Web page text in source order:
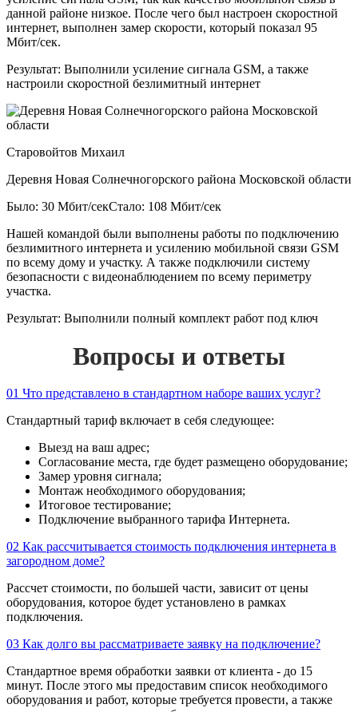
данной районе низкое. После чего был настроен скоростной
интернет, выполнен замер скорости, который показал 95
Мбит/сек.
Результат: Выполнили усиление сигнала GSM, а также
настроили скоростной безлимитный интернет
Старовойтов Михаил
Деревня Новая Солнечногорского района Московской области
Было: 30 Мбит/секСтало: 108 Мбит/сек
Нашей командой были выполнены работы по подключению
безлимитного интернета и усилению мобильной связи GSM
по всему дому и участку. А также подключили систему
безопасности с видеонаблюдением по всему периметру
участка.
Результат: Выполнили полный комплект работ под ключ
Вопросы и ответы
01 Что представлено в стандартном наборе ваших услуг?
Стандартный тариф включает в себя следующее:
Выезд на ваш адрес;
Согласование места, где будет размещено оборудование;
Замер уровня сигнала;
Монтаж необходимого оборудования;
Итоговое тестирование;
Подключение выбранного тарифа Интернета.
02 Как рассчитывается стоимость подключения интернета в
загородном доме?
Рассчет стоимости, по большей части, зависит от цены
оборудования, которое будет установлено в рамках
подключения.
03 Как долго вы рассматриваете заявку на подключение?
Стандартное время обработки заявки от клиента - до 15
минут. После этого мы предоставим список необходимого
оборудования и работ, которые требуется провести, а также